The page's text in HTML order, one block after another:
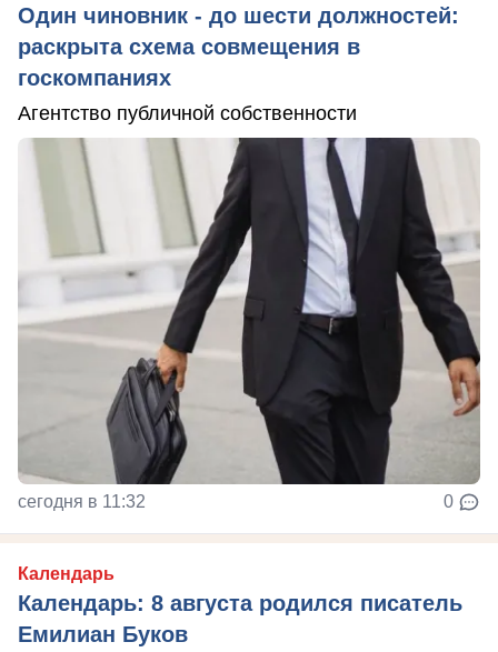
Один чиновник - до шести должностей:
раскрыта схема совмещения в
госкомпаниях
Агентство публичной собственности
сегодня в 11:32 0
Календарь
Календарь: 8 августа родился писатель
Емилиан Буков